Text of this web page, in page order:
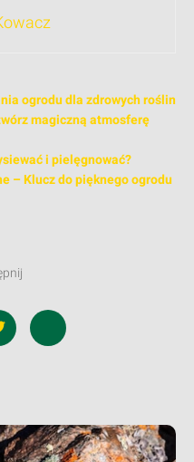
ogrodu dla zdrowych roślin
magiczną atmosferę
i pielęgnować?
– Klucz do pięknego ogrodu